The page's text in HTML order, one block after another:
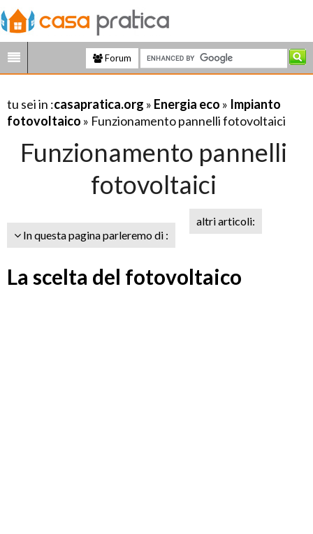
Forum
tu sei in :casapratica.org » Energia eco » Impianto
fotovoltaico » Funzionamento pannelli fotovoltaici
Funzionamento pannelli
fotovoltaici
In questa pagina parleremo di :
altri articoli:
La scelta del fotovoltaico